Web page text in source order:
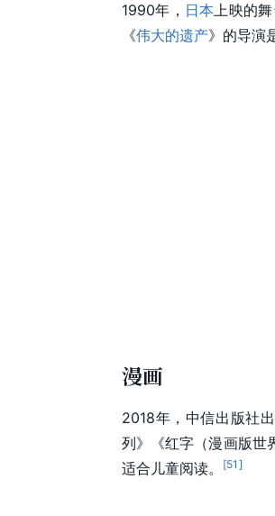
1990年， 日本上映的
《伟大的遗产》的导演
漫画
2018年，中信出版社
列》《红字（漫画版世
适合儿童阅读。
[51 ]